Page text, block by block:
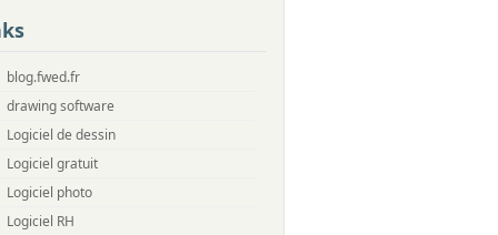
blog.fwed.fr
drawing software
Logiciel de dessin
Logiciel gratuit
Logiciel photo
Logiciel RH